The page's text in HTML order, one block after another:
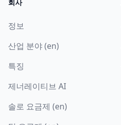
회사
정보
산업 분야 (en)
특징
제너레이티브 AI
솔로 요금제 (en)